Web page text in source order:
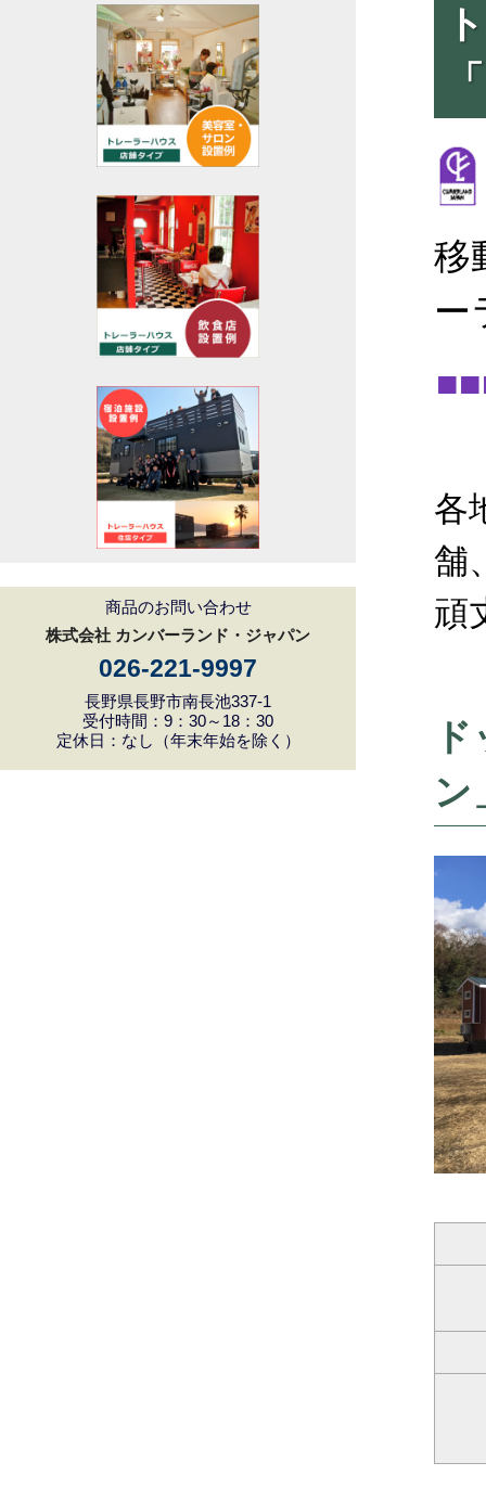
商品のお問い合わせ
株式会社 カンバーランド・ジャパン
026-221-9997
長野県長野市南長池337-1
受付時間：9：30～18：30
定休日：なし（年末年始を除く）
移
ー
各
舗
頑
ン